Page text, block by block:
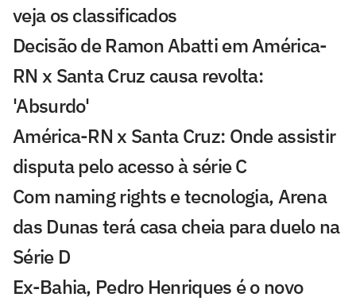
veja os classificados
Decisão de Ramon Abatti em América-
RN x Santa Cruz causa revolta:
'Absurdo'
América-RN x Santa Cruz: Onde assistir
disputa pelo acesso à série C
Com naming rights e tecnologia, Arena
das Dunas terá casa cheia para duelo na
Série D
Ex-Bahia, Pedro Henriques é o novo